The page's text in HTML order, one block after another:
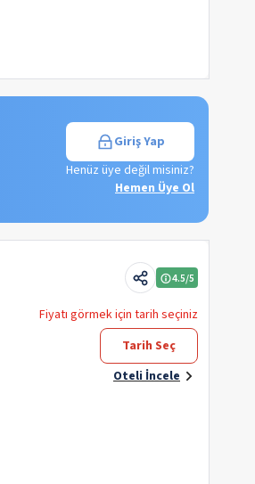
Giriş Yap
Henüz üye değil misiniz?
Hemen Üye Ol
4.5/5
Fiyatı görmek için tarih seçiniz
Tarih Seç
Oteli İncele